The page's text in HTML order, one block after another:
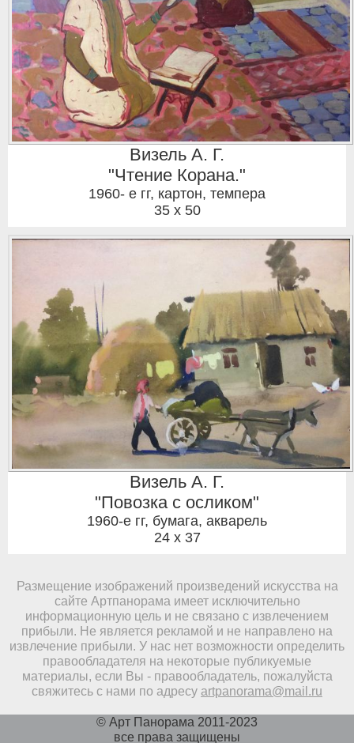
Визель А. Г.
"Чтение Корана."
1960- е гг, картон, темпера
35 x 50
Визель А. Г.
"Повозка с осликом"
1960-е гг, бумага, акварель
24 x 37
Размещение изображений произведений искусства на
сайте Артпанорама имеет исключительно
информационную цель и не связано с извлечением
прибыли. Не является рекламой и не направлено на
извлечение прибыли. У нас нет возможности определить
правообладателя на некоторые публикуемые
материалы, если Вы - правообладатель, пожалуйста
свяжитесь с нами по адресу artpanorama@mail.ru
© Арт Панорама 2011-2023
все права защищены